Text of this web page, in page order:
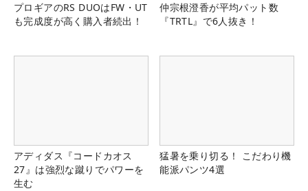
プロギアのRS DUOはFW・UT
も完成度が高く購入者続出！
仲宗根澄香が平均パット数
『TRTL』で6人抜き！
アディダス『コードカオス
27』は強烈な蹴りでパワーを
生む
猛暑を乗り切る！ こだわり機
能派パンツ4選